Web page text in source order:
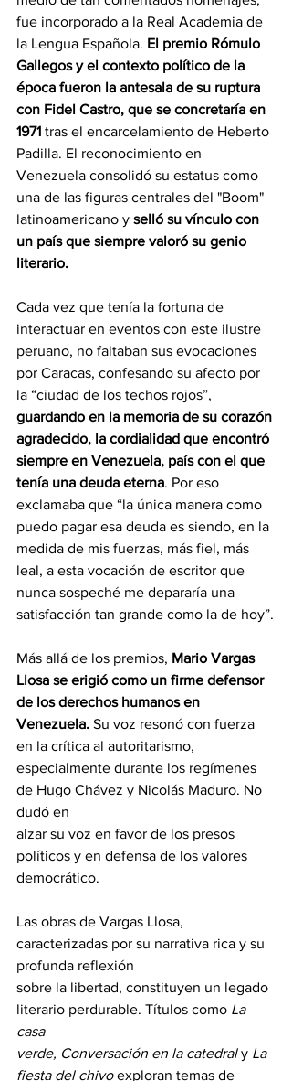
fue incorporado a la Real Academia de
la Lengua Española. El premio Rómulo
Gallegos y el contexto político de la
época fueron la antesala de su ruptura
con Fidel Castro, que se concretaría en
1971 tras el encarcelamiento de Heberto
Padilla. El reconocimiento en
Venezuela consolidó su estatus como
una de las figuras centrales del "Boom"
latinoamericano y selló su vínculo con
un país que siempre valoró su genio
literario.
Cada vez que tenía la fortuna de
interactuar en eventos con este ilustre
peruano, no faltaban sus evocaciones
por Caracas, confesando su afecto por
la “ciudad de los techos rojos”,
guardando en la memoria de su corazón
agradecido, la cordialidad que encontró
siempre en Venezuela, país con el que
tenía una deuda eterna. Por eso
exclamaba que “la única manera como
puedo pagar esa deuda es siendo, en la
medida de mis fuerzas, más fiel, más
leal, a esta vocación de escritor que
nunca sospeché me depararía una
satisfacción tan grande como la de hoy”.
Más allá de los premios, Mario Vargas
Llosa se erigió como un firme defensor
de los derechos humanos en
Venezuela. Su voz resonó con fuerza
en la crítica al autoritarismo,
especialmente durante los regímenes
de Hugo Chávez y Nicolás Maduro. No
dudó en
alzar su voz en favor de los presos
políticos y en defensa de los valores
democrático.
Las obras de Vargas Llosa,
caracterizadas por su narrativa rica y su
profunda reflexión
sobre la libertad, constituyen un legado
literario perdurable. Títulos como La
casa
verde, Conversación en la catedral y La
fiesta del chivo exploran temas de